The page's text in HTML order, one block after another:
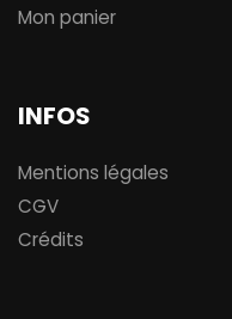
Mon panier
INFOS
Mentions légales
CGV
Crédits